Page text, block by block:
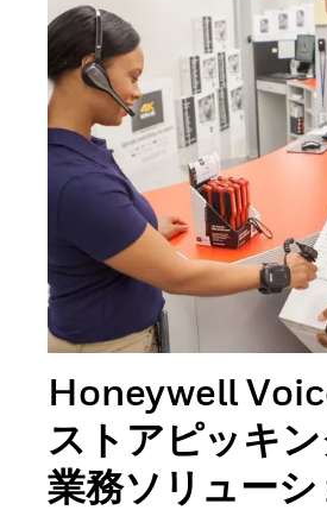
Honeywell
ストアピッキ
業務ソリューシ